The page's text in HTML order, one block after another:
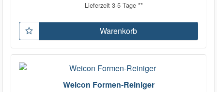
Lieferzeit 3-5 Tage **
Warenkorb
Weicon Formen-Reiniger